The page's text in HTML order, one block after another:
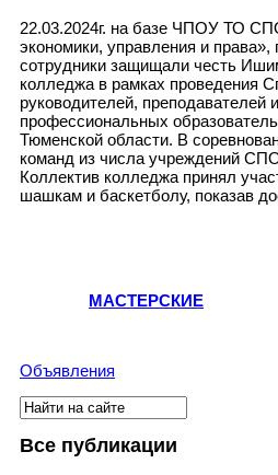
22.03.2024г. на базе ЧПОУ ТО
экономики, управления и права»,
сотрудники защищали честь
колледжа в рамках проведения
руководителей, преподавателей
профессиональных
Тюменской области. В
команд из числа учреждений
Коллектив колледжа принял
шашкам и баскетболу, показав
МАСТЕРСКИЕ
Объявления
Форма поиска
Поиск
Все публикации